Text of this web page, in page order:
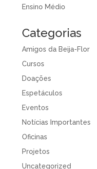
Ensino Médio
Categorias
Amigos da Beija-Flor
Cursos
Doações
Espetáculos
Eventos
Notícias Importantes
Oficinas
Projetos
Uncategorized